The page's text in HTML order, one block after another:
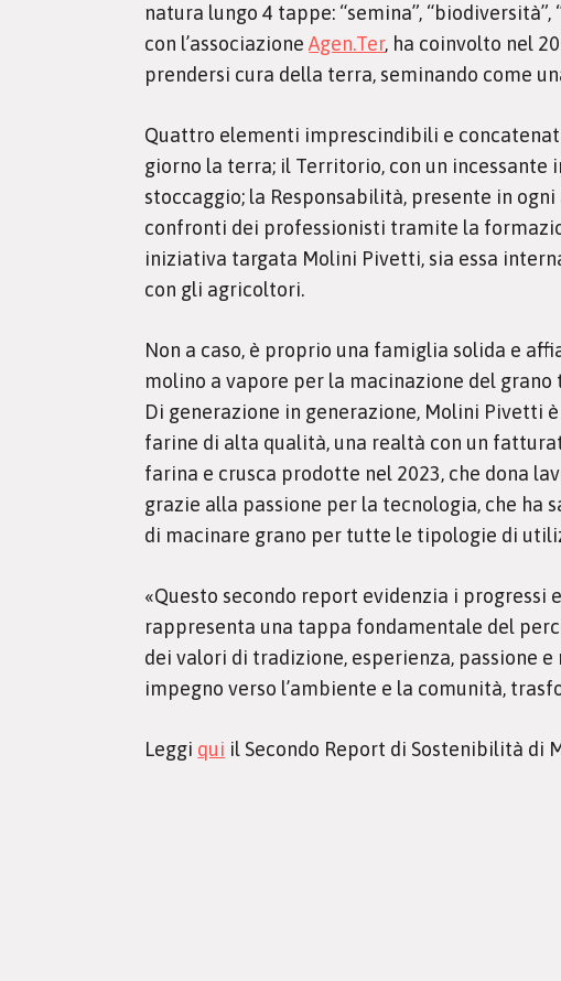
natura lungo 4 tappe: “semina”,
con l’associazioneAgen.Ter, ha coinvolto nel
prendersi cura della terra, seminando come
Quattro elementi imprescindibili e
giorno la terra; il Territorio, con un
stoccaggio; la Responsabilità, presente in
confronti dei professionisti tramite la
iniziativa targata Molini Pivetti, sia essa
con gli agricoltori.
Non a caso, è proprio una famiglia solida e
molino a vapore per la macinazione del grano
Di generazione in generazione, Molini Pivetti
farine di alta qualità, una realtà con un
farina e crusca prodotte nel 2023, che dona
grazie alla passione per la tecnologia, che
di macinare grano per tutte le tipologie di
«Questo secondo report evidenzia i
rappresenta una tappa fondamentale del
dei valori di tradizione, esperienza, passione
impegno verso l’ambiente e la comunità,
Leggi qui il Secondo Report di Sostenibilità di